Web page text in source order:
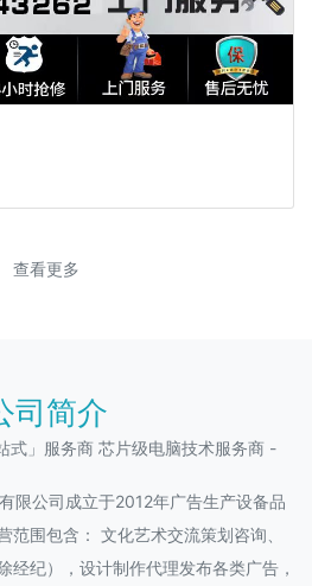
查看更多
司简介
式」服务商 芯片级电脑技术服务商 -
限公司成立于2012年广告生产设备品
范围包含： 文化艺术交流策划咨询、
经纪），设计制作代理发布各类广告，